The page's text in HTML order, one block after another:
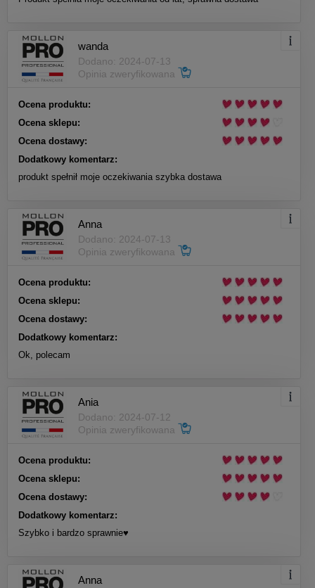
wanda
Dodano: 2024-07-13
Opinia zweryfikowana
Ocena produktu:
Ocena sklepu:
Ocena dostawy:
Dodatkowy komentarz:
produkt spełnił moje oczekiwania szybka dostawa
Anna
Dodano: 2024-07-13
Opinia zweryfikowana
Ocena produktu:
Ocena sklepu:
Ocena dostawy:
Dodatkowy komentarz:
Ok, polecam
Ania
Dodano: 2024-07-12
Opinia zweryfikowana
Ocena produktu:
Ocena sklepu:
Ocena dostawy:
Dodatkowy komentarz:
Szybko i bardzo sprawnie♥️
Anna